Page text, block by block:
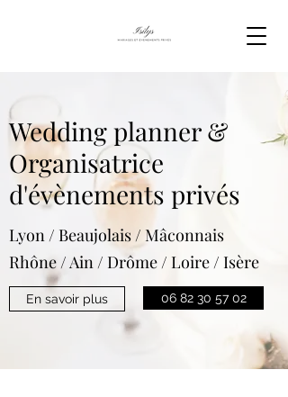
Wedding planner &
Organisatrice
d'évènements privés
Lyon / Beaujolais / Mâconnais
Rhône / Ain / Drôme / Loire / Isère
En savoir plus 06 82 30 57 02